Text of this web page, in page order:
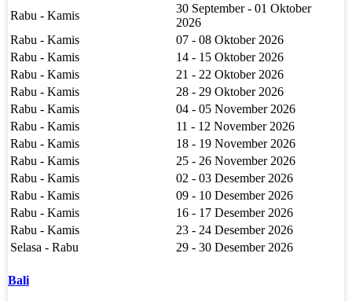
Rabu - Kamis
30 September - 01 Oktober
2026
Rabu - Kamis
07 - 08 Oktober 2026
Rabu - Kamis
14 - 15 Oktober 2026
Rabu - Kamis
21 - 22 Oktober 2026
Rabu - Kamis
28 - 29 Oktober 2026
Rabu - Kamis
04 - 05 November 2026
Rabu - Kamis
11 - 12 November 2026
Rabu - Kamis
18 - 19 November 2026
Rabu - Kamis
25 - 26 November 2026
Rabu - Kamis
02 - 03 Desember 2026
Rabu - Kamis
09 - 10 Desember 2026
Rabu - Kamis
16 - 17 Desember 2026
Rabu - Kamis
23 - 24 Desember 2026
Selasa - Rabu
29 - 30 Desember 2026
Bali